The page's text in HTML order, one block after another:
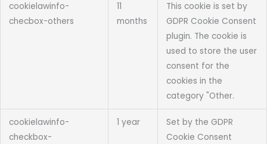
cookielawinfo-
checbox-others
11
months
This cookie is set by
GDPR Cookie Consent
plugin. The cookie is
used to store the user
consent for the
cookies in the
category "Other.
cookielawinfo-
checkbox-
1 year
Set by the GDPR
Cookie Consent